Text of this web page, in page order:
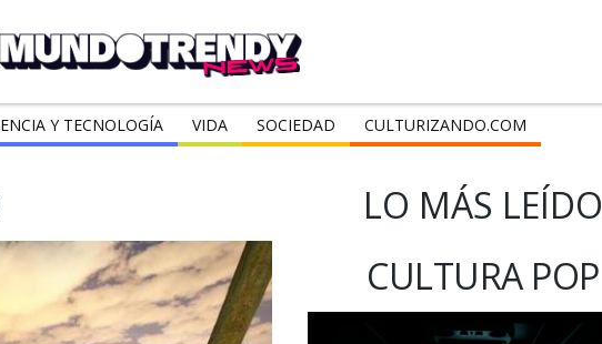
Y TECNOLOGÍA VIDA SOCIEDAD CULTURIZANDO.COM
LO MÁS LEÍDO
CULTURA POP